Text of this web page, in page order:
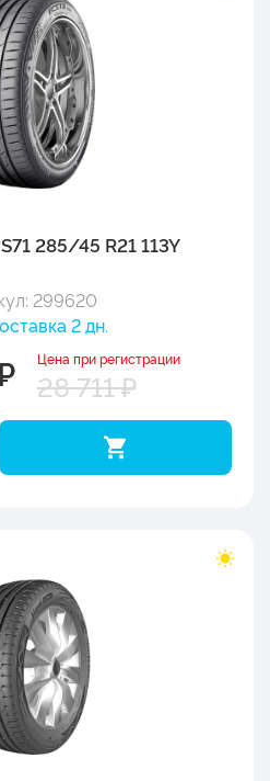
285/45 R21 113Y
299620
2 дн.
Цена при регистрации
28 711 ₽